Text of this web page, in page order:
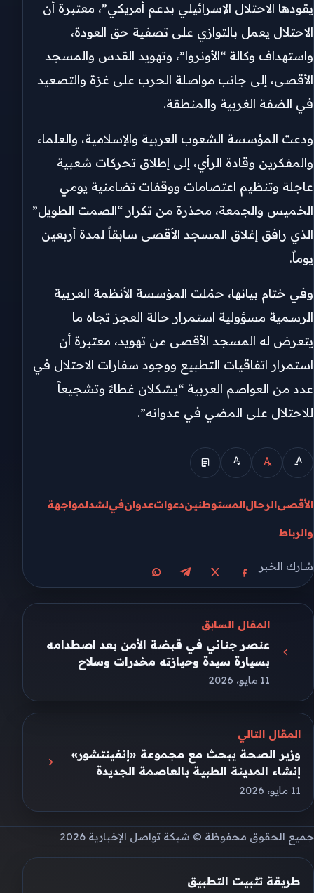
يقودها الاحتلال الإسرائيلي بدعم أمريكي”، معتبرة أن
الاحتلال يعمل بالتوازي على تصفية حق العودة،
واستهداف وكالة “الأونروا”، وتهويد القدس والمسجد
الأقصى، إلى جانب مواصلة الحرب على غزة والتصعيد
في الضفة الغربية والمنطقة.
ودعت المؤسسة الشعوب العربية والإسلامية، والعلماء
والمفكرين وقادة الرأي، إلى إطلاق تحركات شعبية
عاجلة وتنظيم اعتصامات ووقفات تضامنية يومي
الخميس والجمعة، محذرة من تكرار “الصمت الطويل”
الذي رافق إغلاق المسجد الأقصى سابقاً لمدة أربعين
يوماً.
وفي ختام بيانها، حمّلت المؤسسة الأنظمة العربية
الرسمية مسؤولية استمرار حالة العجز تجاه ما
يتعرض له المسجد الأقصى من تهويد، معتبرة أن
استمرار اتفاقيات التطبيع ووجود سفارات الاحتلال في
عدد من العواصم العربية “يشكلان غطاءً وتشجيعاً
للاحتلال على المضي في عدوانه”.
الأقصىالرحالالمستوطنيندعواتعدوانفيلشدلمواجهة
والرباط
شارك الخبر
مشاركة على فيسبوك
مشاركة على Xمشاركة على تيليجرام
مشاركة على واتساب
المقال السابق
عنصر جنائي في قبضة الأمن بعد اصطدامه
بسيارة سيدة وحيازته مخدرات وسلاح
11 مايو، 2026
المقال التالي
وزير الصحة يبحث مع مجموعة «إنفينتشور»
إنشاء المدينة الطبية بالعاصمة الجديدة
11 مايو، 2026
جميع الحقوق محفوظة © شبكة تواصل الإخبارية 2026
طريقة تثبيت التطبيق